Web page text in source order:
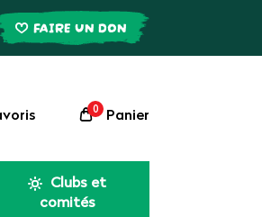
FAIRE UN DON
0 Panier
Clubs et
comités